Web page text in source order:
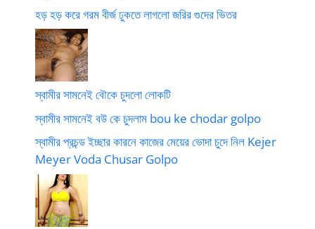
হড় হড় করে গরম বীর্জ ঢুকতে লাগলো জরির গুদের ভিতর
স্বামীর সামনেই বৌকে চুদলো লোকটি
স্বামীর সামনেই বউ কে চুদলাম bou ke chodar golpo
স্বামীর প্রচন্ড ইচ্ছার কারনে কাজের মেয়ের ভোদা চুদে নিল Kejer
Meyer Voda Chusar Golpo